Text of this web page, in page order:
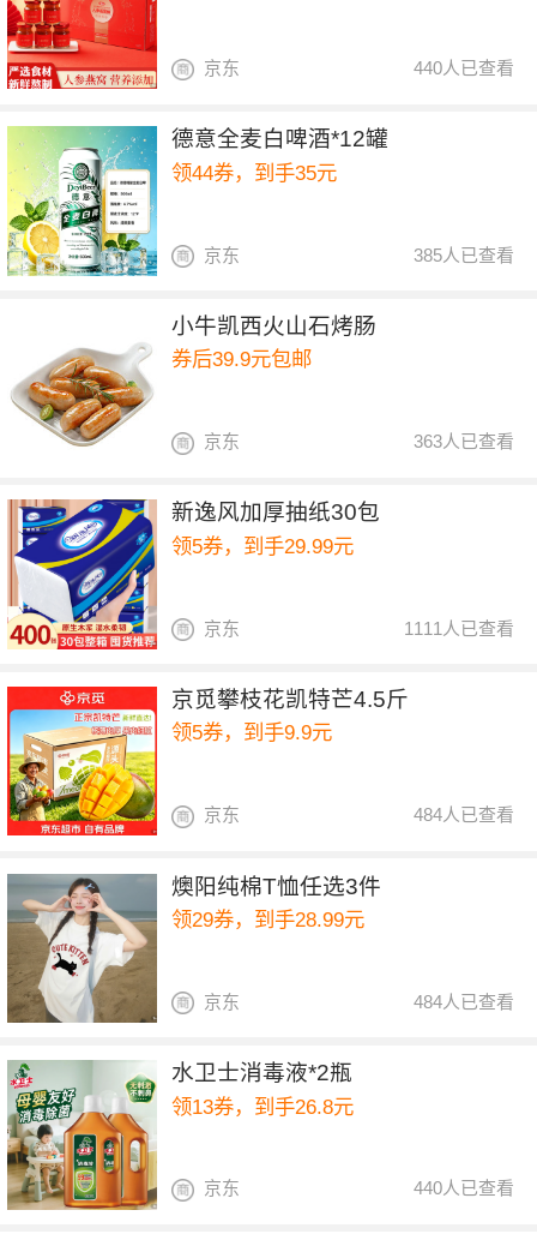
440人已查看
京东
德意全麦白啤酒*12罐
领44券，到手35元
385人已查看
京东
小牛凯西火山石烤肠
券后39.9元包邮
363人已查看
京东
新逸风加厚抽纸30包
领5券，到手29.99元
1111人已查看
京东
京觅攀枝花凯特芒4.5斤
领5券，到手9.9元
484人已查看
京东
燠阳纯棉T恤任选3件
领29券，到手28.99元
484人已查看
京东
水卫士消毒液*2瓶
领13券，到手26.8元
440人已查看
京东